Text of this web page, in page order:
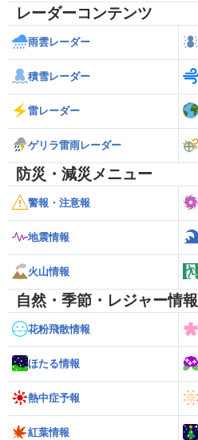
レーダーコンテンツ
雨雲レーダー
積雪レーダー
雷レーダー
ゲリラ雷雨レーダー
防災・減災メニュー
警報・注意報
地震情報
火山情報
自然・季節・レジャー情報
花粉飛散情報
ほたる情報
熱中症予報
紅葉情報